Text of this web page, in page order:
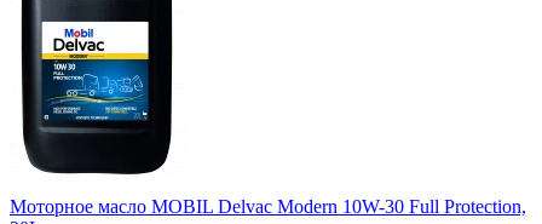
Моторное масло MOBIL Delvac Modern 10W-30 Full Protection,